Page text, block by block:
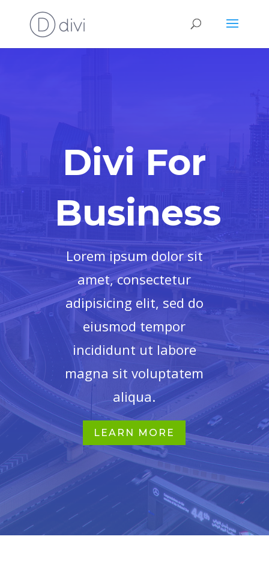
Divi For
Business
Lorem ipsum dolor sit
amet, consectetur
adipisicing elit, sed do
eiusmod tempor
incididunt ut labore
magna sit voluptatem
aliqua.
LEARN MORE